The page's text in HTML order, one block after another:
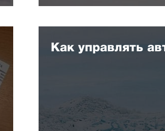
Как управлять